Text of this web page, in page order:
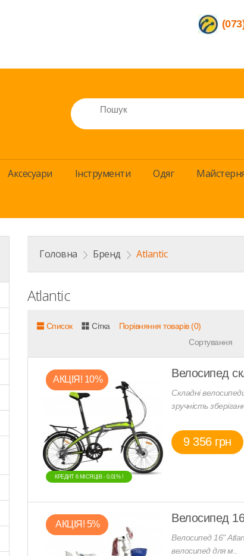
Аксесуари Інструменти Одяг
Головна > Бренд > Atlantic
Atlantic
Список Сітка Порівняння товарів (0)
Сортування
АКЦIЯ! 10%
КРЕДИТ 6 МIСЯЦIВ - 0,01% !
Велосипед
Складні
зручність
9 356 грн
АКЦIЯ! 5% Велосипед
Велосипед 16"
велосипед для м..